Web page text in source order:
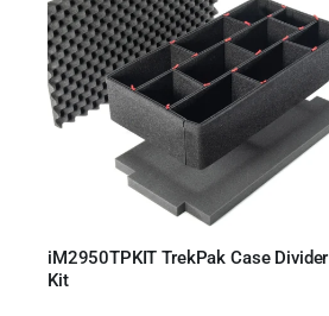
iM2950TPKIT TrekPak Case Divider
Kit